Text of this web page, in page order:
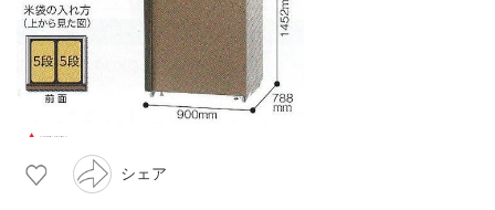
シェア